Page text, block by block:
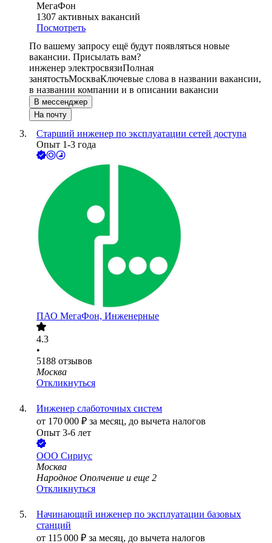
МегаФон
1307 активных вакансий
Посмотреть
По вашему запросу ещё будут появляться новые
вакансии. Присылать вам?
инженер электросвязиПолная
занятостьМоскваКлючевые слова в названии вакансии,
в названии компании и в описании вакансии
В мессенджер
На почту
Старший инженер по эксплуатации сетей доступа
Опыт 1-3 года
ПАО МегаФон, Инженерные
4.3
•
5188 отзывов
Москва
Откликнуться
Инженер слаботочных систем
от 170 000 ₽ за месяц, до вычета налогов
Опыт 3-6 лет
ООО Сириус
Москва
Народное Ополчение и еще 2
Откликнуться
Начинающий инженер по эксплуатации базовых
станций
от 115 000 ₽ за месяц, до вычета налогов